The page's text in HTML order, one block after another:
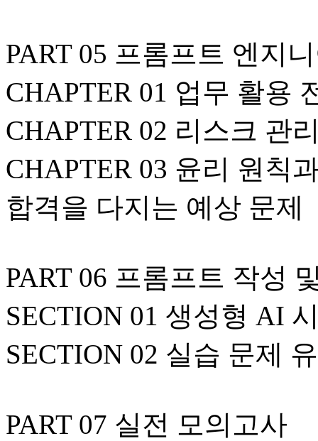
PART 05 프롬프트 엔지
CHAPTER 01 업무 활용
CHAPTER 02 리스크 관
CHAPTER 03 윤리 원칙
합격을 다지는 예상 문제
PART 06 프롬프트 작성
SECTION 01 생성형 AI
SECTION 02 실습 문제
PART 07 실전 모의고사